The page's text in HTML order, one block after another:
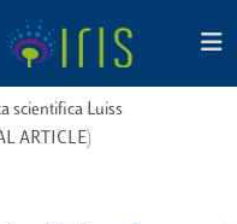
scientifica Luiss
ARTICLE)